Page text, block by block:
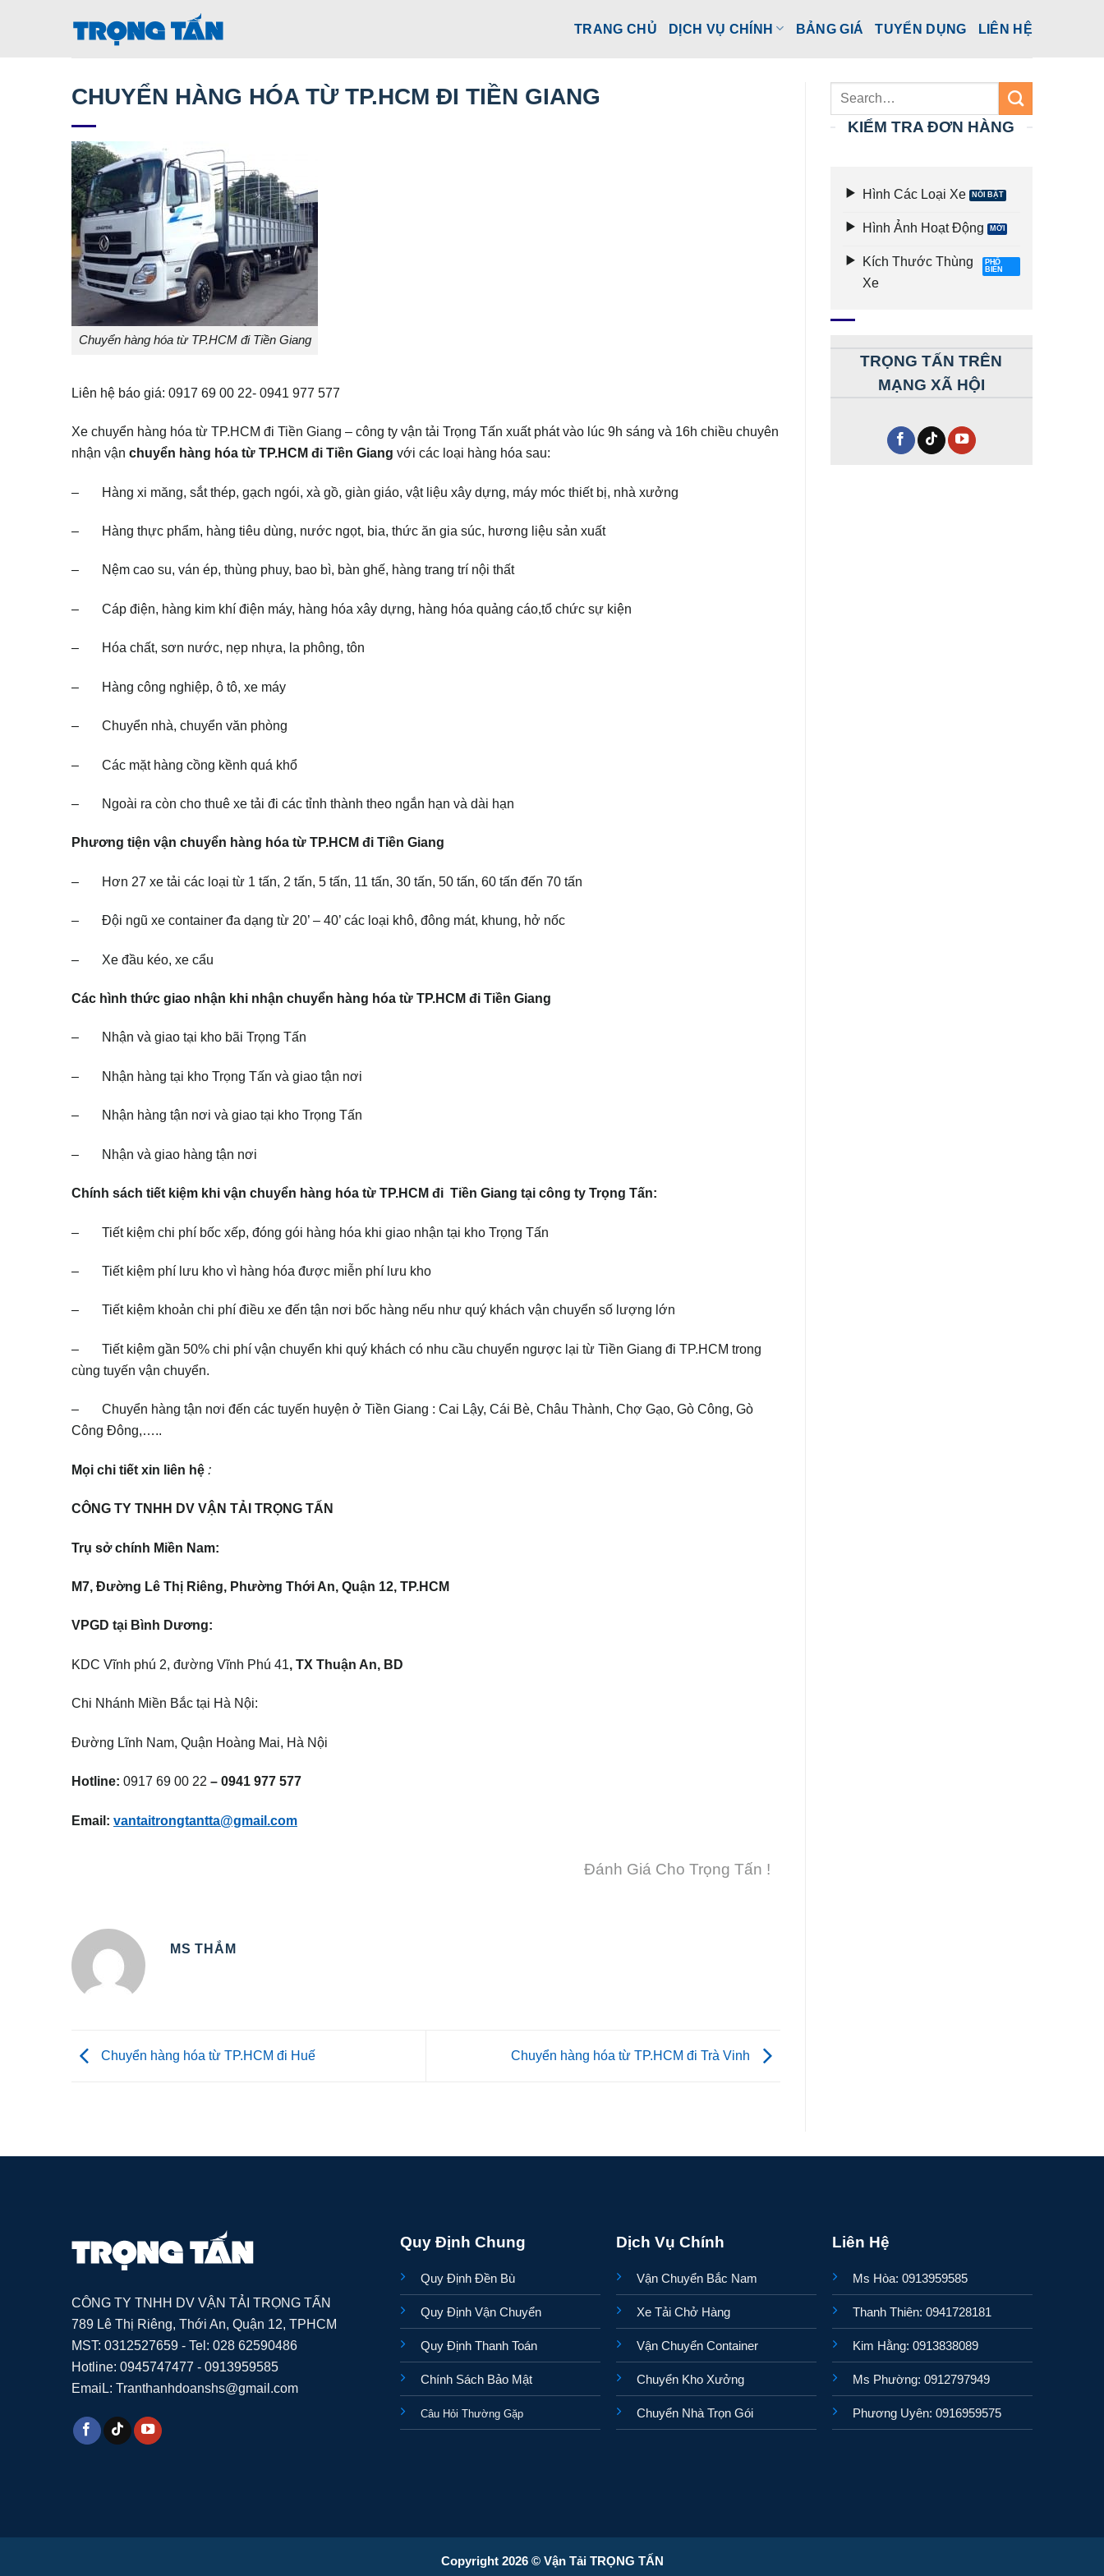
TRANG CHỦ DỊCH VỤ CHÍNH BẢNG GIÁ TUYỂN DỤNG LIÊN HỆ
CHUYỂN HÀNG HÓA TỪ TP.HCM ĐI TIỀN GIANG
Chuyển hàng hóa từ TP.HCM đi Tiền Giang
Liên hệ báo giá: 0917 69 00 22- 0941 977 577
Xe chuyển hàng hóa từ TP.HCM đi Tiền Giang – công ty vận tải Trọng Tấn xuất phát vào lúc 9h sáng và 16h chiều chuyên
nhận vận chuyển hàng hóa từ TP.HCM đi Tiền Giang với các loại hàng hóa sau:
– Hàng xi măng, sắt thép, gạch ngói, xà gồ, giàn giáo, vật liệu xây dựng, máy móc thiết bị, nhà xưởng
– Hàng thực phẩm, hàng tiêu dùng, nước ngọt, bia, thức ăn gia súc, hương liệu sản xuất
– Nệm cao su, ván ép, thùng phuy, bao bì, bàn ghế, hàng trang trí nội thất
– Cáp điện, hàng kim khí điện máy, hàng hóa xây dựng, hàng hóa quảng cáo,tổ chức sự kiện
– Hóa chất, sơn nước, nẹp nhựa, la phông, tôn
– Hàng công nghiệp, ô tô, xe máy
– Chuyển nhà, chuyển văn phòng
– Các mặt hàng cồng kềnh quá khổ
– Ngoài ra còn cho thuê xe tải đi các tỉnh thành theo ngắn hạn và dài hạn
Phương tiện vận chuyển hàng hóa từ TP.HCM đi Tiền Giang
– Hơn 27 xe tải các loại từ 1 tấn, 2 tấn, 5 tấn, 11 tấn, 30 tấn, 50 tấn, 60 tấn đến 70 tấn
– Đội ngũ xe container đa dạng từ 20’ – 40’ các loại khô, đông mát, khung, hở nốc
– Xe đầu kéo, xe cẩu
Các hình thức giao nhận khi nhận chuyển hàng hóa từ TP.HCM đi Tiền Giang
– Nhận và giao tại kho bãi Trọng Tấn
– Nhận hàng tại kho Trọng Tấn và giao tận nơi
– Nhận hàng tận nơi và giao tại kho Trọng Tấn
– Nhận và giao hàng tận nơi
Chính sách tiết kiệm khi vận chuyển hàng hóa từ TP.HCM đi Tiền Giang tại công ty Trọng Tấn:
– Tiết kiệm chi phí bốc xếp, đóng gói hàng hóa khi giao nhận tại kho Trọng Tấn
– Tiết kiệm phí lưu kho vì hàng hóa được miễn phí lưu kho
– Tiết kiệm khoản chi phí điều xe đến tận nơi bốc hàng nếu như quý khách vận chuyển số lượng lớn
– Tiết kiệm gần 50% chi phí vận chuyển khi quý khách có nhu cầu chuyển ngược lại từ Tiền Giang đi TP.HCM trong
cùng tuyến vận chuyển.
– Chuyển hàng tận nơi đến các tuyến huyện ở Tiền Giang : Cai Lậy, Cái Bè, Châu Thành, Chợ Gạo, Gò Công, Gò
Công Đông,…..
Mọi chi tiết xin liên hệ :
CÔNG TY TNHH DV VẬN TẢI TRỌNG TẤN
Trụ sở chính Miền Nam:
M7, Đường Lê Thị Riêng, Phường Thới An, Quận 12, TP.HCM
VPGD tại Bình Dương:
KDC Vĩnh phú 2, đường Vĩnh Phú 41, TX Thuận An, BD
Chi Nhánh Miền Bắc tại Hà Nội:
Đường Lĩnh Nam, Quận Hoàng Mai, Hà Nội
Hotline: 0917 69 00 22 – 0941 977 577
Email: vantaitrongtantta@gmail.com
Đánh Giá Cho Trọng Tấn !
MS THẮM
Chuyển hàng hóa từ TP.HCM đi Huế Chuyển hàng hóa từ TP.HCM đi Trà Vinh
KIỂM TRA ĐƠN HÀNG
Hình Các Loại Xe
Hình Ảnh Hoạt Động
Kích Thước Thùng
Xe
TRỌNG TẤN TRÊN
MẠNG XÃ HỘI
CÔNG TY TNHH DV VẬN TẢI TRỌNG TẤN
789 Lê Thị Riêng, Thới An, Quận 12, TPHCM
MST: 0312527659 - Tel: 028 62590486
Hotline: 0945747477 - 0913959585
EmaiL: Tranthanhdoanshs@gmail.com
Quy Định Chung
Quy Định Đền Bù
Quy Định Vận Chuyển
Quy Định Thanh Toán
Chính Sách Bảo Mật
Câu Hỏi Thường Gặp
Dịch Vụ Chính
Vận Chuyển Bắc Nam
Xe Tải Chở Hàng
Vận Chuyển Container
Chuyển Kho Xưởng
Chuyển Nhà Trọn Gói
Liên Hệ
Ms Hòa: 0913959585
Thanh Thiên: 0941728181
Kim Hằng: 0913838089
Ms Phường: 0912797949
Phương Uyên: 0916959575
Copyright 2026 © Vận Tải TRỌNG TẤN